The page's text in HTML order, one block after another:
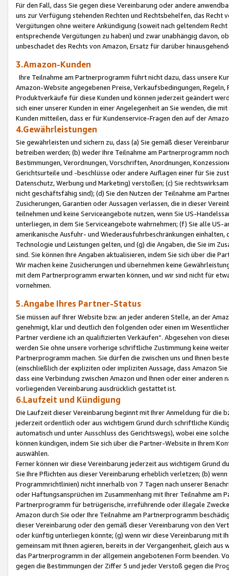
Für den Fall, dass Sie gegen diese Vereinbarung oder andere
uns zur Verfügung stehenden Rechten und Rechtsbehelfen, das
Vergütungen ohne weitere Ankündigung (soweit nach geltendem
entsprechende Vergütungen zu haben) und zwar unabhängig davon,
unbeschadet des Rechts von Amazon, Ersatz für darüber
3.Amazon-Kunden
Ihre Teilnahme am Partnerprogramm führt nicht dazu, dass unsere
Amazon-Website angegebenen Preise, Verkaufsbedingungen,
Produktverkäufe für diese Kunden und können jederzeit geändert
sich einer unserer Kunden in einer Angelegenheit an Sie wenden, die
Kunden mitteilen, dass er für Kundenservice-Fragen den auf der
4.Gewährleistungen
Sie gewährleisten und sichern zu, dass (a) Sie gemäß dieser
betreiben werden; (b) weder Ihre Teilnahme am Partnerprogramm
Bestimmungen, Verordnungen, Vorschriften, Anordnungen,
Gerichtsurteile und -beschlüsse oder andere Auflagen einer für Sie
Datenschutz, Werbung und Marketing) verstoßen; (c) Sie
nicht geschäftsfähig sind); (d) Sie den Nutzen der Teilnahme am
Zusicherungen, Garantien oder Aussagen verlassen, die in dieser
teilnehmen und keine Serviceangebote nutzen, wenn Sie US-
unterliegen, in dem Sie Serviceangebote wahrnehmen; (f) Sie alle
amerikanische Ausfuhr- und Wiederausfuhrbeschränkungen
Technologie und Leistungen gelten, und (g) die Angaben, die Sie im
sind. Sie können Ihre Angaben aktualisieren, indem Sie sich über die
Wir machen keine Zusicherungen und übernehmen keine
mit dem Partnerprogramm erwarten können, und wir sind nicht für
vornehmen.
5.Angabe Ihres Partner-Status
Sie müssen auf Ihrer Website bzw. an jeder anderen Stelle, an der
genehmigt, klar und deutlich den folgenden oder einen im
Partner verdiene ich an qualifizierten Verkäufen“. Abgesehen von
werden Sie ohne unsere vorherige schriftliche Zustimmung keine
Partnerprogramm machen. Sie dürfen die zwischen uns und Ihnen
(einschließlich der expliziten oder impliziten Aussage, dass Amazon
dass eine Verbindung zwischen Amazon und Ihnen oder einer
vorliegenden Vereinbarung ausdrücklich gestattet ist.
6.Laufzeit und Kündigung
Die Laufzeit dieser Vereinbarung beginnt mit Ihrer Anmeldung für die
jederzeit ordentlich oder aus wichtigem Grund durch schriftliche
automatisch und unter Ausschluss des Gerichtswegs), wobei eine
können kündigen, indem Sie sich über die Partner-Website in Ihrem
auswählen.
Ferner können wir diese Vereinbarung jederzeit aus wichtigem Grund
Sie Ihre Pflichten aus dieser Vereinbarung erheblich verletzen; (b)
Programmrichtlinien) nicht innerhalb von 7 Tagen nach unserer
oder Haftungsansprüchen im Zusammenhang mit Ihrer Teilnahme am
Partnerprogramm für betrügerische, irreführende oder illegale
Amazon durch Sie oder Ihre Teilnahme am Partnerprogramm
dieser Vereinbarung oder den gemäß dieser Vereinbarung von den
oder künftig unterliegen könnte; (g) wenn wir diese Vereinbarung mit
gemeinsam mit Ihnen agieren, bereits in der Vergangenheit, gleich
das Partnerprogramm in der allgemein angebotenen Form beenden.
gegen die Bestimmungen der Ziffer 5 und jeder Verstoß gegen die